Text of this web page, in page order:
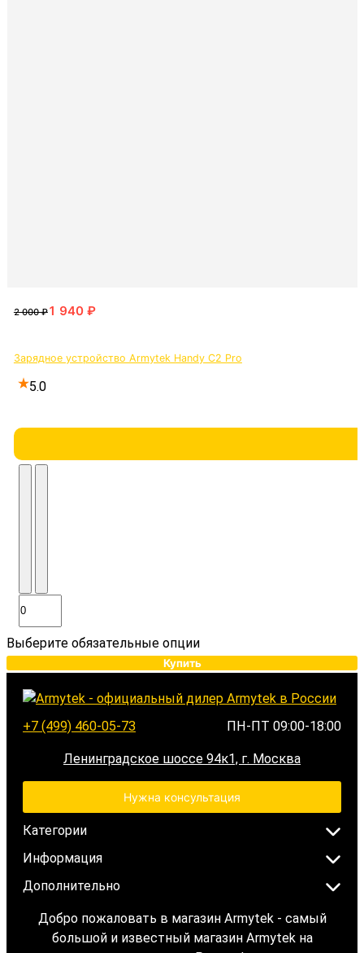
Зарядное устройство Armytek Handy C2 Pro
5.0
Выберите обязательные опции
Купить
+7 (499) 460-05-73 ПН-ПТ 09:00-18:00
Ленинградское шоссе 94к1, г. Москва
Нужна консультация
Категории
Информация
Дополнительно
Добро пожаловать в магазин Armytek - самый
большой и известный магазин Armytek на